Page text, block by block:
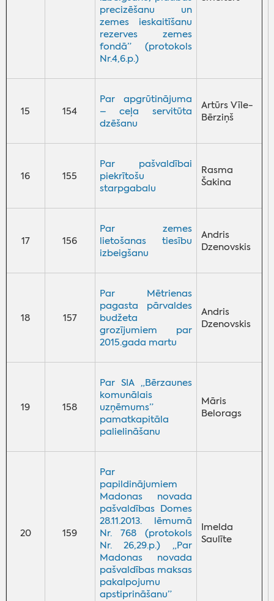
precizēšanu un
zemes ieskaitīšanu
rezerves zemes
fondā” (protokols
Nr.4,6.p.)
15 154
Par apgrūtinājuma
– ceļa servitūta
dzēšanu
Artūrs Vīle-
Bērziņš
16 155
Par pašvaldībai
piekrītošu
starpgabalu
Rasma
Šakina
17 156
Par zemes
lietošanas tiesību
izbeigšanu
Andris
Dzenovskis
18 157
Par Mētrienas
pagasta pārvaldes
budžeta
grozījumiem par
2015.gada martu
Andris
Dzenovskis
19 158
Par SIA „Bērzaunes
komunālais
uzņēmums”
pamatkapitāla
palielināšanu
Māris
Belorags
20 159
Par
papildinājumiem
Madonas novada
pašvaldības Domes
28.11.2013. lēmumā
Nr. 768 (protokols
Nr. 26,29.p.) „Par
Madonas novada
pašvaldības maksas
pakalpojumu
apstiprināšanu”
Imelda
Saulīte